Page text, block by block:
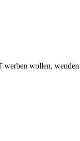
wollen,